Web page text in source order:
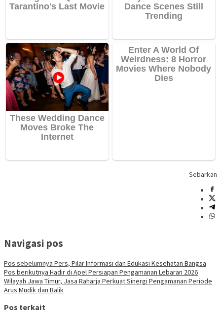
Sebarkan
Navigasi pos
Pos sebelumnya Pers, Pilar Informasi dan Edukasi Kesehatan Bangsa
Pos berikutnya Hadir di Apel Persiapan Pengamanan Lebaran 2026
Wilayah Jawa Timur, Jasa Raharja Perkuat Sinergi Pengamanan Periode
Arus Mudik dan Balik
Pos terkait